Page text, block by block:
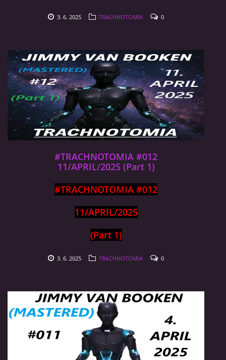
3. 6. 2025 TRACHNOTOMIA 0
#TRACHNOTOMIA #012
11/APRIL/2025 (Part 1)
#TRACHNOTOMIA #012
11/APRIL/2025
(Part 1)
3. 6. 2025 TRACHNOTOMIA 0